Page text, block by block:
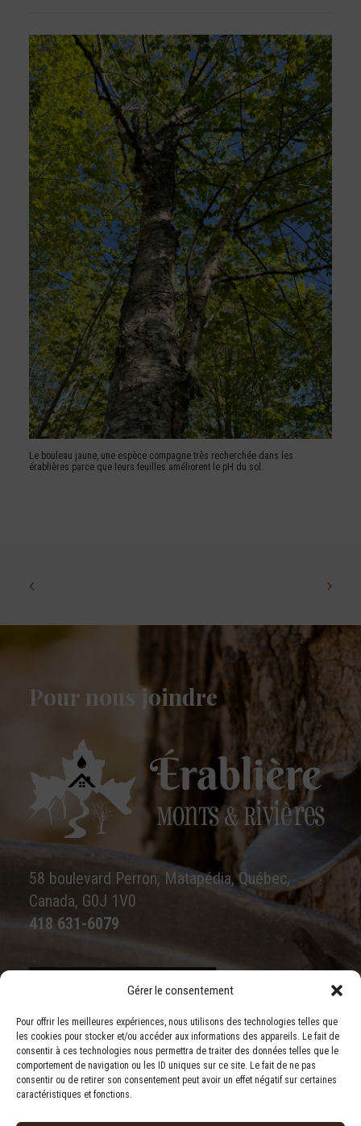
Gérer le consentement
Pour offrir les meilleures expériences, nous utilisons des technologies telles que
les cookies pour stocker et/ou accéder aux informations des appareils. Le fait de
consentir à ces technologies nous permettra de traiter des données telles que le
comportement de navigation ou les ID uniques sur ce site. Le fait de ne pas
consentir ou de retirer son consentement peut avoir un effet négatif sur certaines
caractéristiques et fonctions.
Le bouleau jaune, une espèce compagne très recherchée dans les
érablières parce que leurs feuilles améliorent le pH du sol.
Pour nous joindre
58 boulevard Perron, Matapédia, Québec,
Canada, G0J 1V0
418 631-6079
Écrivez-nous